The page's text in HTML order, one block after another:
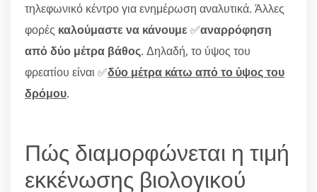
τηλεφωνικό κέντρο για ενημέρωση αναλυτικά. Άλλες
φορές καλούμαστε να κάνουμε ✅αναρρόφηση
από δύο μέτρα βάθος. Δηλαδή, το ύψος του
φρεατίου είναι ✅δύο μέτρα κάτω από το ύψος του
δρόμου.
Πώς διαμορφώνεται η τιμή
εκκένωσης βιολογικού